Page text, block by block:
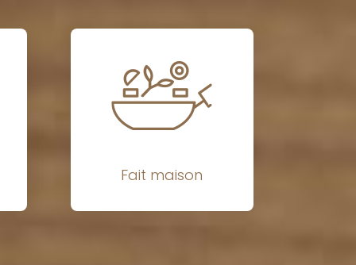
Fait maison